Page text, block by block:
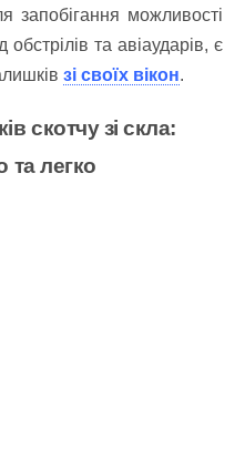
запобігання можливості
та авіаударів, є
зі своїх вікон.
скотчу зі скла:
та легко